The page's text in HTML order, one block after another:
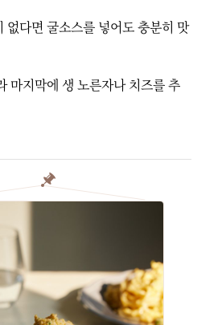
없다면 굴소스를 넣어도 충분히 맛
마지막에 생 노른자나 치즈를 추